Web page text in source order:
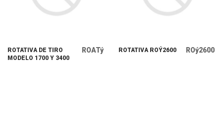
ROTATIVA DE TIRO
MODELO 1700 Y 3400
ROATý ROTATIVA ROÝ2600 ROý2600